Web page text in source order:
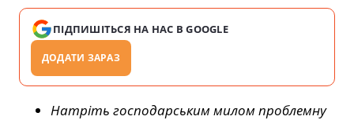
ПІДПИШІТЬСЯ НА НАС В GOOGLE
ДОДАТИ ЗАРАЗ
Натріть господарським милом проблемну